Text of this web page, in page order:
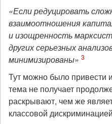
«Если редуцировать
взаимоотношения
и изощренность
других серьезных
минимизированы» 3
Тут можно было привести
тема не получает
раскрывают, чем же
классовой